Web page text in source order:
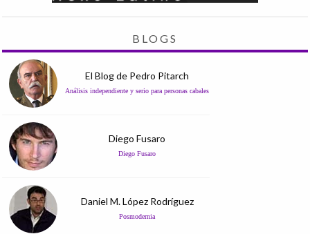
BLOGS
El Blog de Pedro Pitarch
Análisis independiente y serio para personas cabales
Diego Fusaro
Diego Fusaro
Daniel M. López Rodríguez
Posmodernia